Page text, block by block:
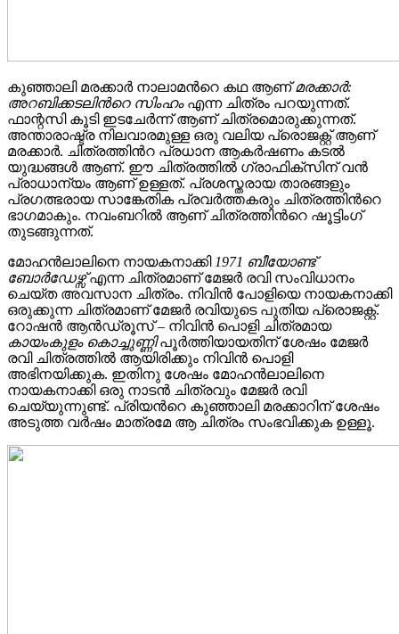
കുഞ്ഞാലി മരക്കാർ നാലാമന്‍റെ കഥ ആണ്മരക്കാർ:
അറബിക്കടലിന്‍റെ സിംഹംഎന്ന ചിത്രം പറയുന്നത്.
ഫാന്റസി കൂടി ഇടചേർന്ന് ആണ് ചിത്രമൊരുക്കുന്നത്.
അന്താരാഷ്ട്ര നിലവാരമുള്ള ഒരു വലിയ പ്രൊജക്റ്റ് ആണ്
മരക്കാർ. ചിത്രത്തിന്‍റ പ്രധാന ആകർഷണം കടൽ
യുദ്ധങ്ങൾ ആണ്. ഈ ചിത്രത്തിൽ ഗ്രാഫിക്സിന് വൻ
പ്രാധാന്യം ആണ് ഉള്ളത്. പ്രശസ്തരായ താരങ്ങളും
പ്രഗത്ഭരായ സാങ്കേതിക പ്രവർത്തകരും ചിത്രത്തിന്‍റെ
ഭാഗമാകും. നവംബറിൽ ആണ് ചിത്രത്തിന്‍റെ ഷൂട്ടിംഗ്
തുടങ്ങുന്നത്.
മോഹൻലാലിനെ നായകനാക്കി 1971 ബീയോണ്ട്
ബോർഡേഴ്സ്എന്ന ചിത്രമാണ് മേജർ രവി സംവിധാനം
ചെയ്ത അവസാന ചിത്രം. നിവിൻ പോളിയെ നായകനാക്കി
ഒരുക്കുന്ന ചിത്രമാണ് മേജർ രവിയുടെ പുതിയ പ്രൊജക്റ്റ്.
റോഷൻ ആൻഡ്രൂസ് – നിവിൻ പൊളി ചിത്രമായ
കായംകുളം കൊച്ചുണ്ണിപൂർത്തിയായതിന് ശേഷം മേജർ
രവി ചിത്രത്തിൽ ആയിരിക്കും നിവിൻ പൊളി
അഭിനയിക്കുക. ഇതിനു ശേഷം മോഹൻലാലിനെ
നായകനാക്കി ഒരു നാടൻ ചിത്രവും മേജർ രവി
ചെയ്യുന്നുണ്ട്. പ്രിയന്‍റെ കുഞ്ഞാലി മരക്കാറിന് ശേഷം
അടുത്ത വർഷം മാത്രമേ ആ ചിത്രം സംഭവിക്കുക ഉള്ളൂ.